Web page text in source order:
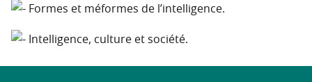
Formes et méformes de l’intelligence.
Intelligence, culture et société.